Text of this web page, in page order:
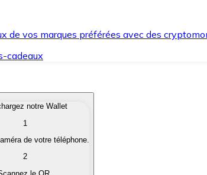
de vos marques préférées avec des
cadeaux
qui vous intéressent rapidement et en toute
en monnaie fiduciaire lorsque vous en
notre Wallet
1
de votre téléphone.
2